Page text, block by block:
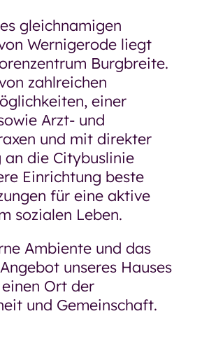
gleichnamigen
Wernigerode liegt
Burgbreite.
zahlreichen
einer
Arzt- und
und mit direkter
an die Citybuslinie
Einrichtung beste
für eine aktive
sozialen Leben.
Ambiente und das
unseres Hauses
Ort der
und Gemeinschaft.